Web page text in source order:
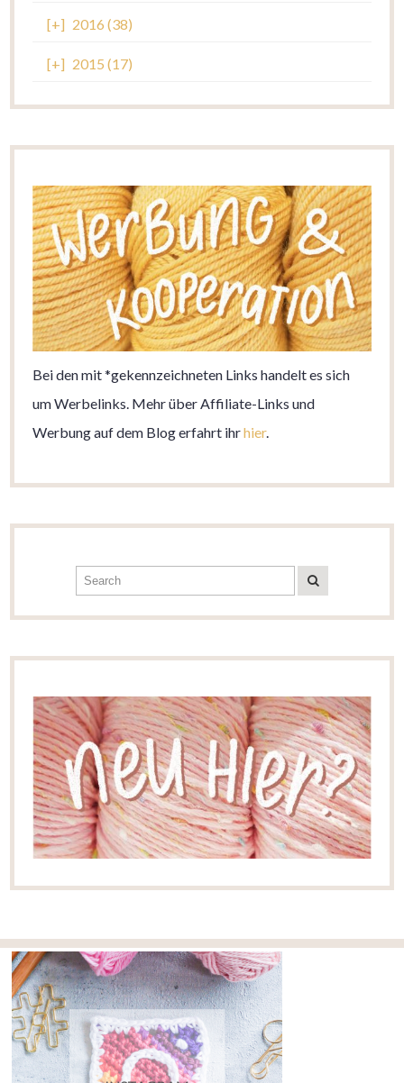
[+] 2016 (38)
[+] 2015 (17)
Bei den mit *gekennzeichneten Links handelt es sich
um Werbelinks. Mehr über Affiliate-Links und
Werbung auf dem Blog erfahrt ihrhier.